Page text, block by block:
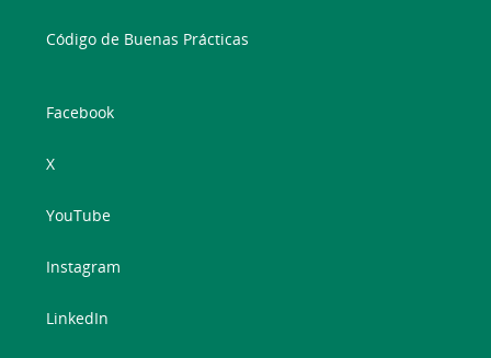
Código de Buenas Prácticas
Facebook
X
YouTube
Instagram
LinkedIn